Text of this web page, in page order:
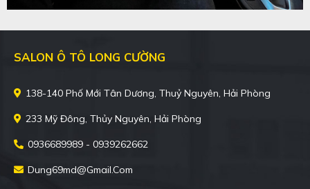
SALON Ô TÔ LONG CƯỜNG
138-140 Phố Mới Tân Dương, Thuỷ Nguyên, Hải Phòng
233 Mỹ Đông, Thủy Nguyên, Hải Phòng
0936689989 - 0939262662
Dung69md@gmail.com